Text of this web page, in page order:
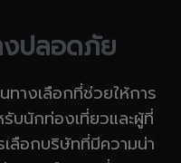
งปลอดภัย
ทางเลือกที่ช่วยให้การ
บนักท่องเที่ยวและผู้ที่
ลือกบริษัทที่มีความน่า